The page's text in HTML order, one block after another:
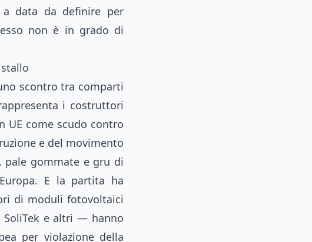
data da definire per
non è in grado di
scontro tra comparti
i costruttori
come scudo contro
e del movimento
pale gommate e gru di
E la partita ha
di moduli fotovoltaici
SoliTek e altri — hanno
per violazione della